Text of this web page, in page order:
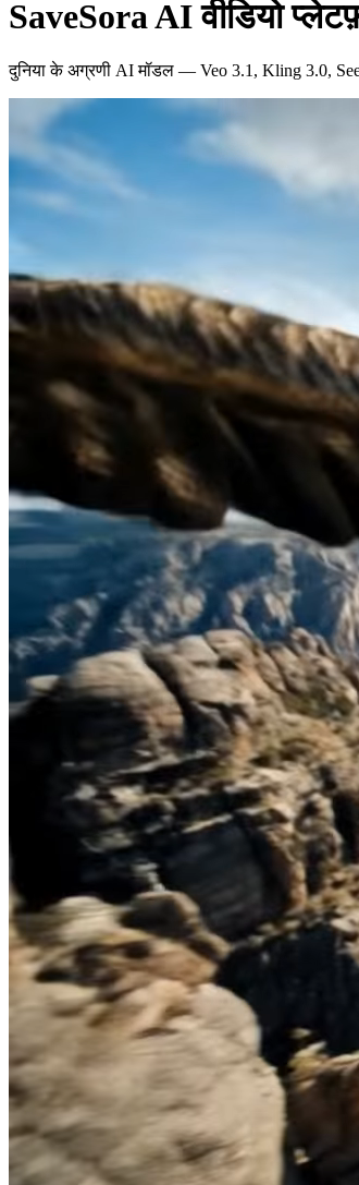
SaveSora AI वीडियो
दुनिया के अग्रणी AI मॉडल — Veo 3.1, Kling 3.0,